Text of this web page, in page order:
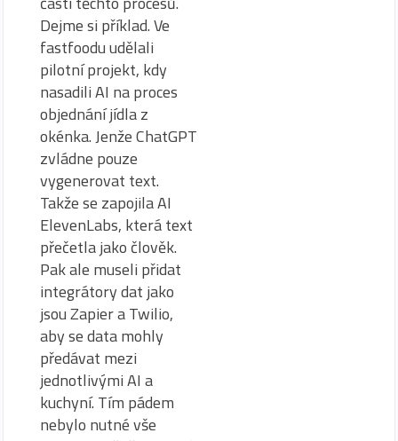
Dejme si příklad. Ve
fastfoodu udělali
pilotní projekt, kdy
nasadili AI na proces
objednání jídla z
okénka. Jenže ChatGPT
zvládne pouze
vygenerovat text.
Takže se zapojila AI
ElevenLabs, která text
přečetla jako člověk.
Pak ale museli přidat
integrátory dat jako
jsou Zapier a Twilio,
aby se data mohly
předávat mezi
jednotlivými AI a
kuchyní. Tím pádem
nebylo nutné vše